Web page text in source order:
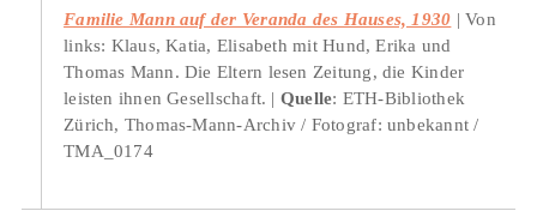
Familie Mann auf der Veranda des Hauses, 1930
Von
links: Klaus, Katia, Elisabeth mit Hund, Erika und
Thomas Mann. Die Eltern lesen Zeitung, die Kinder
leisten ihnen Gesellschaft.
Quelle: ETH-Bibliothek
Zürich, Thomas-Mann-Archiv / Fotograf: unbekannt /
TMA_0174